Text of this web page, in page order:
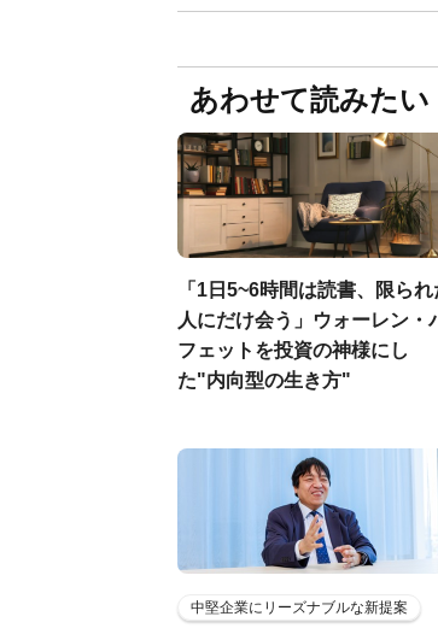
あわせて読みたい
「1日5~6時間は読書、限られ
人にだけ会う」ウォーレン・
フェットを投資の神様にし
た"内向型の生き方"
中堅企業にリーズナブルな新提案